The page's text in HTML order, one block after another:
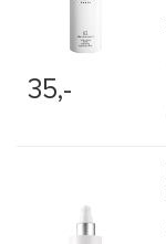
35,-